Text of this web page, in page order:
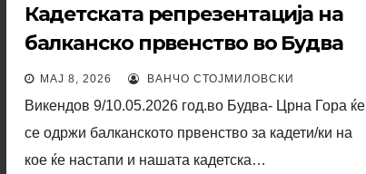
Кадетската репрезентација на
балканско првенство во Будва
Црна Гора
МАЈ 8, 2026 ВАНЧО СТОЈМИЛОВСКИ
Викендов 9/10.05.2026 год.во Будва- Црна Гора ќе
се одржи балканското првенство за кадети/ки на
кое ќе настапи и нашата кадетска…